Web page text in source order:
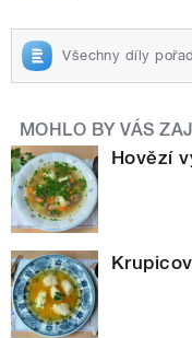
Všechny díly
MOHLO BY VÁS
Hovězí